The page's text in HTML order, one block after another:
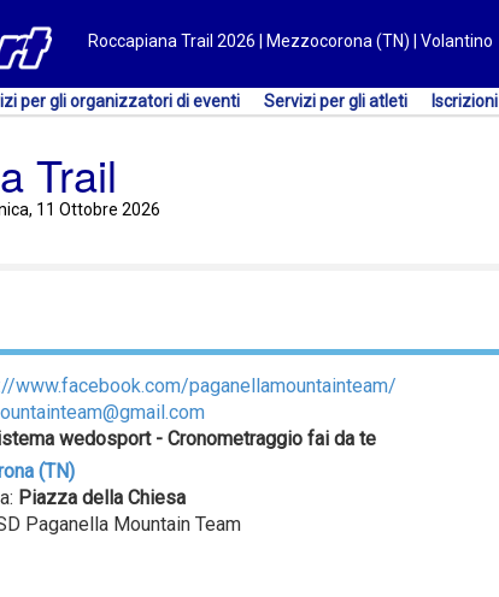
Roccapiana Trail 2026 | Mezzocorona (TN) | Volantino
per gli organizzatori di eventi Servizi per gli atleti Iscrizioni
Trail
11 Ottobre 2026
www.facebook.com/paganellamountainteam/
wedosport - Cronometraggio fai da te
(TN)
Piazza della Chiesa
Paganella Mountain Team